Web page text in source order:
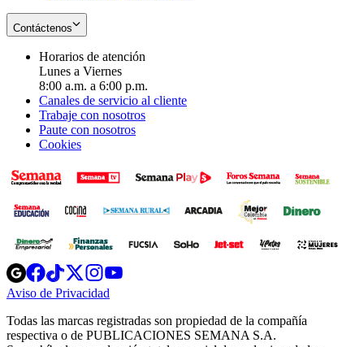
Contáctenos
Horarios de atención
Lunes a Viernes
8:00 a.m. a 6:00 p.m.
Canales de servicio al cliente
Trabaje con nosotros
Paute con nosotros
Cookies
Opens
in
new
Opens
in
new
Opens
in
new
window
Opens
new
windowwindow
Aviso de Privacidad
new
window
Todas las marcas registradas son propiedad de la compañía
respectiva o de PUBLICACIONES SEMANA S.A.